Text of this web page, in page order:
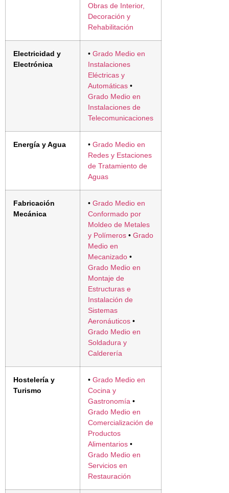
Obras de Interior,
Decoración y
Rehabilitación
Electricidad y
Electrónica
• Grado Medio en
Instalaciones
Eléctricas y
Automáticas •
Grado Medio en
Instalaciones de
Telecomunicaciones
Energía y Agua • Grado Medio en
Redes y Estaciones
de Tratamiento de
Aguas
Fabricación
Mecánica
• Grado Medio en
Conformado por
Moldeo de Metales
y Polímeros • Grado
Medio en
Mecanizado •
Grado Medio en
Montaje de
Estructuras e
Instalación de
Sistemas
Aeronáuticos •
Grado Medio en
Soldadura y
Calderería
Hostelería y
Turismo
• Grado Medio en
Cocina y
Gastronomía •
Grado Medio en
Comercialización de
Productos
Alimentarios •
Grado Medio en
Servicios en
Restauración